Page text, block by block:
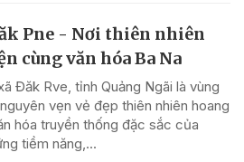
Pne - Nơi thiên nhiên
cùng văn hóa Ba Na
Đăk Rve, tỉnh Quảng Ngãi là vùng
vẹn vẻ đẹp thiên nhiên hoang
hóa truyền thống đặc sắc của
tiềm năng,...